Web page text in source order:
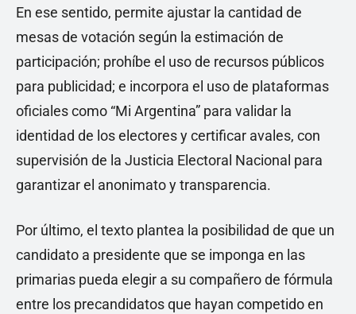
En ese sentido, permite ajustar la cantidad de
mesas de votación según la estimación de
participación; prohíbe el uso de recursos públicos
para publicidad; e incorpora el uso de plataformas
oficiales como “Mi Argentina” para validar la
identidad de los electores y certificar avales, con
supervisión de la Justicia Electoral Nacional para
garantizar el anonimato y transparencia.
Por último, el texto plantea la posibilidad de que un
candidato a presidente que se imponga en las
primarias pueda elegir a su compañero de fórmula
entre los precandidatos que hayan competido en